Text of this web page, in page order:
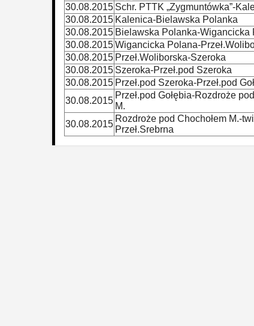
30.08.2015 Schr. PTTK „Zygmuntówka”-
30.08.2015 Kalenica-Bielawska Polanka
30.08.2015 Bielawska Polanka-Wigancicka
30.08.2015Wigancicka Polana-
30.08.2015 Przeł.Woliborska-Szeroka
30.08.2015 Szeroka-Przeł.pod Szeroka
30.08.2015 Przeł.pod Szeroka-Przeł.pod
30.08.2015
Przeł.pod Gołębia-Rozdroże
M.
30.08.2015
Rozdroże pod Chochołem M.-
Przeł.Srebrna